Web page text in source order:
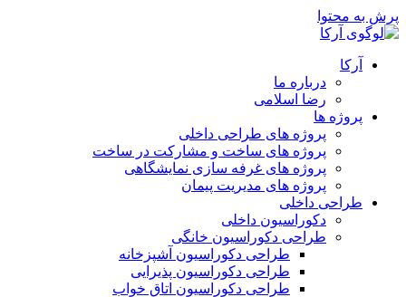
پرش به محتوا
آرکا
درباره ما
رضا اسلامی
پروژه ها
پروژه های طراحی داخلی
پروژه های ساخت و مشارکت در ساخت
پروژه های غرفه سازی نمایشگاهی
پروژه های مدیریت پیمان
طراحی داخلی
دکوراسیون داخلی
طراحی دکوراسیون خانگی
طراحی دکوراسیون آشپزخانه
طراحی دکوراسیون پذیرایی
طراحی دکوراسیون اتاق خواب